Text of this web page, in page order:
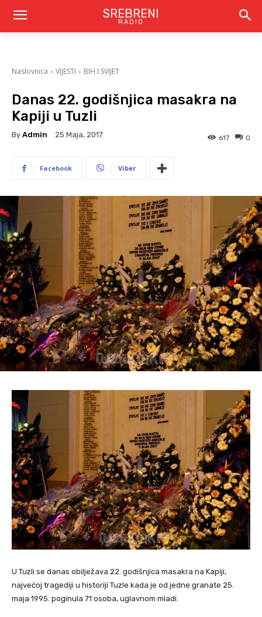
SREBRENI
RADIO
Naslovnica VIJESTI BIH I SVIJET
Danas 22. godišnjica masakra na
Kapiji u Tuzli
By Admin 25 Maja, 2017 0
617
Facebook Viber
U Tuzli se danas obilježava 22. godišnjica masakra na Kapiji,
najvećoj tragediji u historiji Tuzle kada je od jedne granate 25.
maja 1995. poginula 71 osoba, uglavnom mladi.